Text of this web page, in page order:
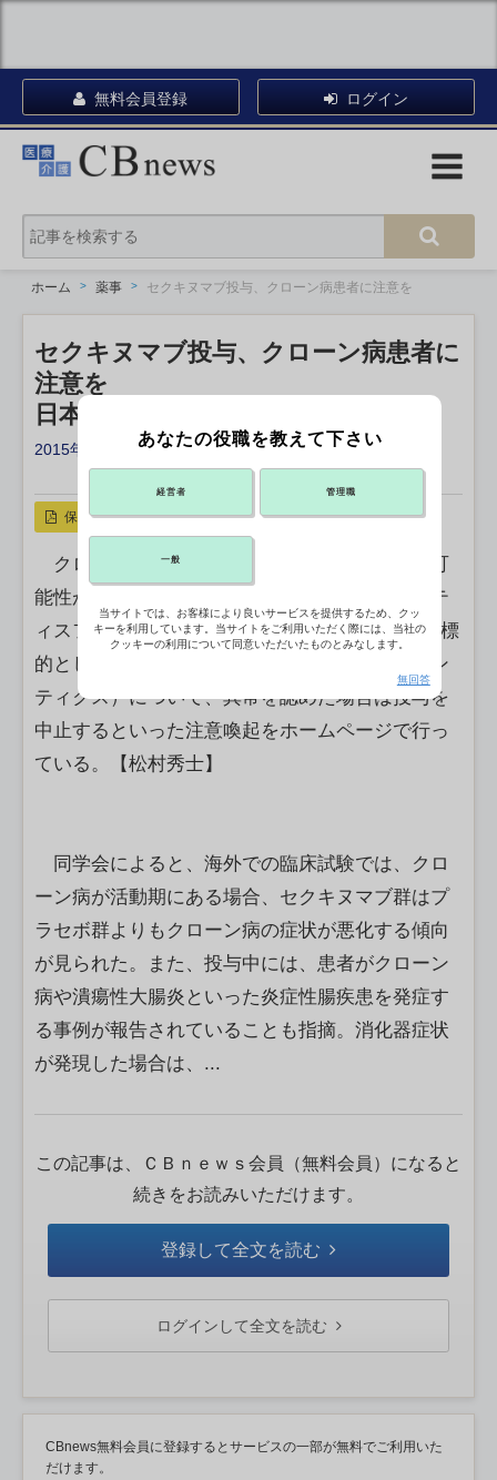
無料会員登録 ログイン
ホーム 薬事 セクキヌマブ投与、クローン病患者に注意を
セクキヌマブ投与、クローン病患者に
注意を
日本皮膚科学会がHPで呼び掛け
2015年03月22日 13:00
リンクをコピー X ポスト
保存
クローン病患者に投与すれば症状が悪化する可
能性があるとして、日本皮膚科学会は、ノバルテ
ィスファーマのインターロイキン（IL）―17Aを標
的とした乾癬治療薬セクキヌマブ（製品名コセン
ティクス）について、異常を認めた場合は投与を
中止するといった注意喚起をホームページで行っ
ている。【松村秀士】
同学会によると、海外での臨床試験では、クロ
ーン病が活動期にある場合、セクキヌマブ群はプ
ラセボ群よりもクローン病の症状が悪化する傾向
が見られた。また、投与中には、患者がクローン
病や潰瘍性大腸炎といった炎症性腸疾患を発症す
る事例が報告されていることも指摘。消化器症状
が発現した場合は、...
この記事は、ＣＢｎｅｗｓ会員（無料会員）になると
続きをお読みいただけます。
登録して全文を読む
ログインして全文を読む
CBnews無料会員に登録するとサービスの一部が無料でご利用いた
だけます。
あなたの役職を教えて下さい
経営者 管理職
一般
当サイトでは、お客様により良いサービスを提供するため、クッ
キーを利用しています。当サイトをご利用いただく際には、当社の
クッキーの利用について同意いただいたものとみなします。
無回答